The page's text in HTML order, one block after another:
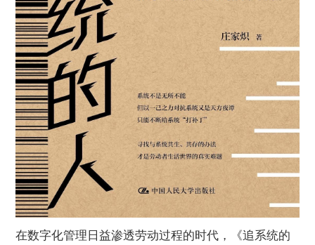
在数字化管理日益渗透劳动过程的时代，《追系统的